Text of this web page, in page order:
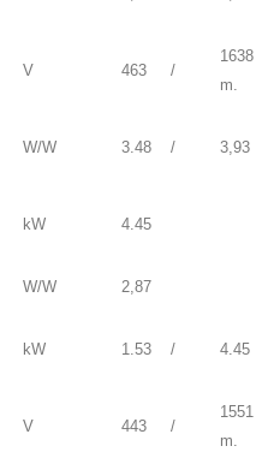
V 463 /
1638
m.
W/W 3.48 / 3,93
kW 4.45
W/W 2,87
kW 1.53 / 4.45
V 443 /
1551
m.